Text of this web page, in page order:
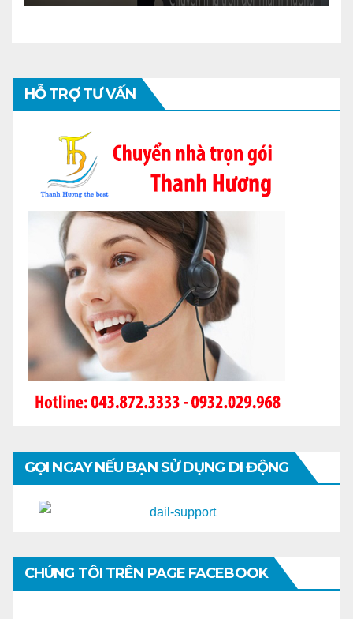
HỖ TRỢ TƯ VẤN
GỌI NGAY NẾU BẠN SỬ DỤNG DI ĐỘNG
CHÚNG TÔI TRÊN PAGE FACEBOOK